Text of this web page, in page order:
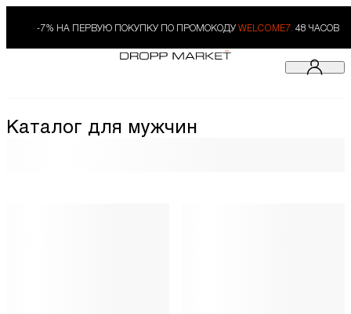
-7% НА ПЕРВУЮ ПОКУПКУ ПО ПРОМОКОДУ WELCOME7. 48 ЧАСОВ
Каталог для мужчин